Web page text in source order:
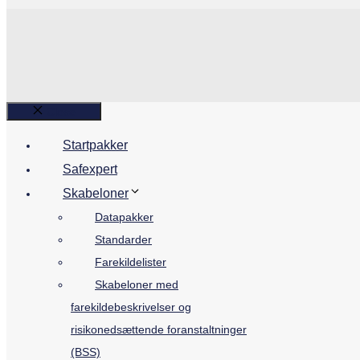
Startpakker
Safexpert
Skabeloner
Datapakker
Standarder
Farekildelister
Skabeloner med
farekildebeskrivelser og
risikonedsættende foranstaltninger
(BSS)